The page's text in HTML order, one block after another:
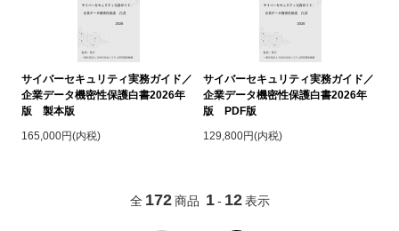
サイバーセキュリティ実務ガイド／
企業データ機密性保護白書2026年
版 製本版
165,000円(内税)
サイバーセキュリティ実務ガイド／
企業データ機密性保護白書2026年
版 PDF版
129,800円(内税)
全 172 商品 1 - 12 表示